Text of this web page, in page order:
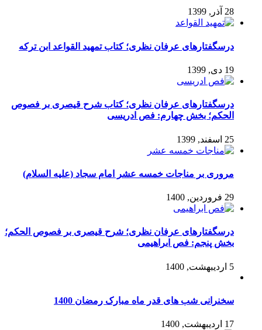
28 آذر, 1399
درسگفتارهای عرفان نظری؛ کتاب تمهید القواعد ابن ترکه
19 دی, 1399
درسگفتارهای عرفان نظری؛ کتاب شرح قیصری بر فصوص
الحکم؛ بخش چهارم: فص ادریسی
25 اسفند, 1399
مروری بر مناجات خمسه عشر امام سجاد (علیه السلام)
29 فروردین, 1400
درسگفتارهای عرفان نظری؛ شرح قیصری بر فصوص الحکم؛
بخش پنجم: فص ابراهیمی
5 اردیبهشت, 1400
سخنرانی شب های قدر ماه مبارک رمضان 1400
17 اردیبهشت, 1400